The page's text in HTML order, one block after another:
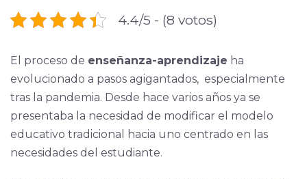
4.4/5 - (8 votos)
El proceso de enseñanza-aprendizaje ha
evolucionado a pasos agigantados, especialmente
tras la pandemia. Desde hace varios años ya se
presentaba la necesidad de modificar el modelo
educativo tradicional hacia uno centrado en las
necesidades del estudiante.